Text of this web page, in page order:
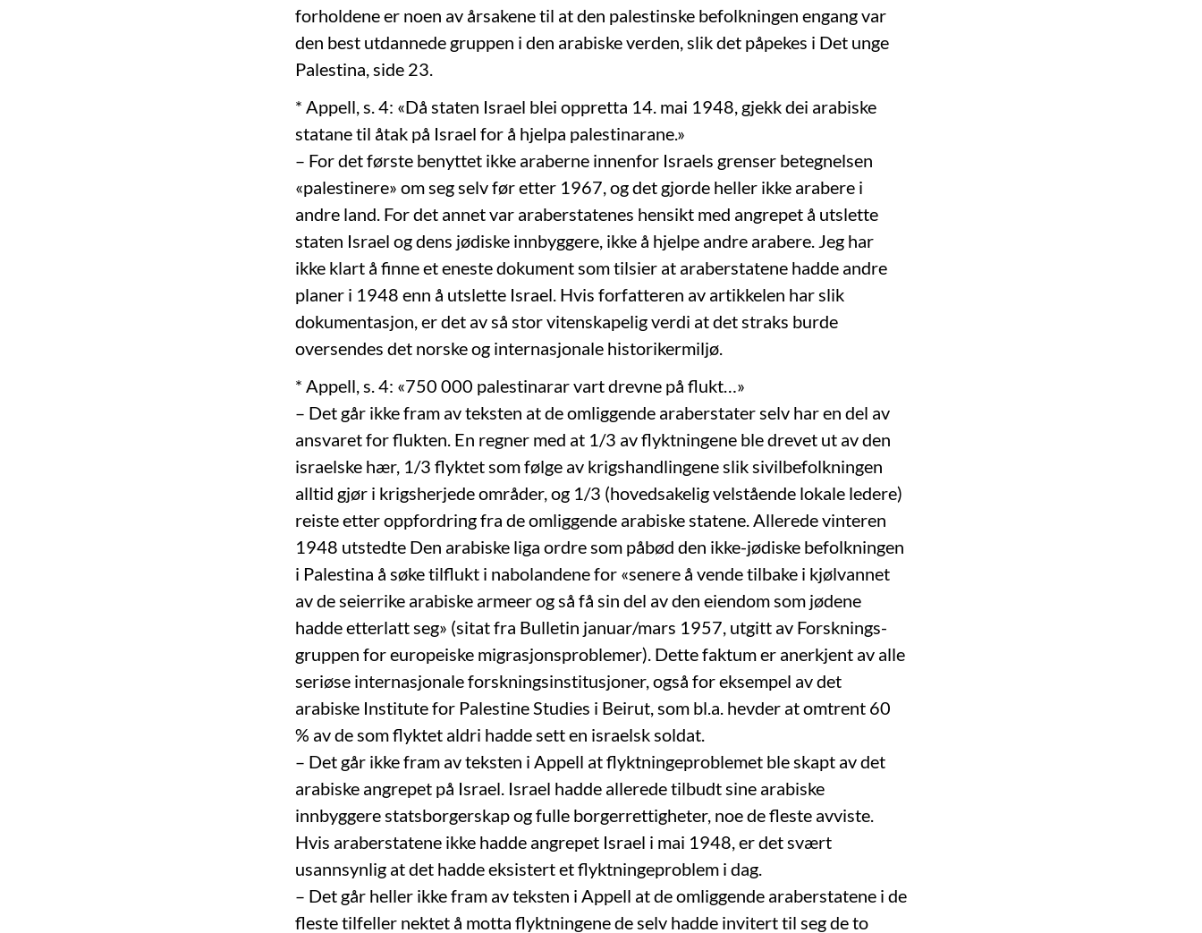
forholdene er noen av årsakene til at den palestinske befolkningen engang var
den best utdannede gruppen i den arabiske verden, slik det påpekes i Det unge
Palestina, side 23.
* Appell, s. 4: «Då staten Israel blei oppretta 14. mai 1948, gjekk dei arabiske
statane til åtak på Israel for å hjelpa palestinarane.»
– For det første benyttet ikke araberne innenfor Israels grenser betegnelsen
«palestinere» om seg selv før etter 1967, og det gjorde heller ikke arabere i
andre land. For det annet var araberstatenes hensikt med angrepet å utslette
staten Israel og dens jødiske innbyggere, ikke å hjelpe andre arabere. Jeg har
ikke klart å finne et eneste dokument som tilsier at araberstatene hadde andre
planer i 1948 enn å utslette Israel. Hvis forfatteren av artikkelen har slik
dokumentasjon, er det av så stor vitenskapelig verdi at det straks burde
oversendes det norske og internasjonale historikermiljø.
* Appell, s. 4: «750 000 palestinarar vart drevne på flukt…»
– Det går ikke fram av teksten at de omliggende araberstater selv har en del av
ansvaret for flukten. En regner med at 1/3 av flyktningene ble drevet ut av den
israelske hær, 1/3 flyktet som følge av krigshandlingene slik sivilbefolkningen
alltid gjør i krigsherjede områder, og 1/3 (hovedsakelig velstående lokale ledere)
reiste etter oppfordring fra de omliggende arabiske statene. Allerede vinteren
1948 utstedte Den arabiske liga ordre som påbød den ikke-jødiske befolkningen
i Palestina å søke tilflukt i nabolandene for «senere å vende tilbake i kjølvannet
av de seierrike arabiske armeer og så få sin del av den eiendom som jødene
hadde etterlatt seg» (sitat fra Bulletin januar/mars 1957, utgitt av Forsknings-
gruppen for europeiske migrasjonsproblemer). Dette faktum er anerkjent av alle
seriøse internasjonale forskningsinstitusjoner, også for eksempel av det
arabiske Institute for Palestine Studies i Beirut, som bl.a. hevder at omtrent 60
% av de som flyktet aldri hadde sett en israelsk soldat.
– Det går ikke fram av teksten i Appell at flyktningeproblemet ble skapt av det
arabiske angrepet på Israel. Israel hadde allerede tilbudt sine arabiske
innbyggere statsborgerskap og fulle borgerrettigheter, noe de fleste avviste.
Hvis araberstatene ikke hadde angrepet Israel i mai 1948, er det svært
usannsynlig at det hadde eksistert et flyktningeproblem i dag.
– Det går heller ikke fram av teksten i Appell at de omliggende araberstatene i de
fleste tilfeller nektet å motta flyktningene de selv hadde invitert til seg de to